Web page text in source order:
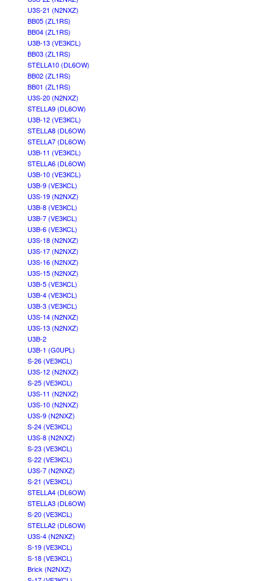
U3S-21 (N2NXZ)
BB05 (ZL1RS)
BB04 (ZL1RS)
U3B-13 (VE3KCL)
BB03 (ZL1RS)
STELLA10 (DL6OW)
BB02 (ZL1RS)
BB01 (ZL1RS)
U3S-20 (N2NXZ)
STELLA9 (DL6OW)
U3B-12 (VE3KCL)
STELLA8 (DL6OW)
STELLA7 (DL6OW)
U3B-11 (VE3KCL)
STELLA6 (DL6OW)
U3B-10 (VE3KCL)
U3B-9 (VE3KCL)
U3S-19 (N2NXZ)
U3B-8 (VE3KCL)
U3B-7 (VE3KCL)
U3B-6 (VE3KCL)
U3S-18 (N2NXZ)
U3S-17 (N2NXZ)
U3S-16 (N2NXZ)
U3S-15 (N2NXZ)
U3B-5 (VE3KCL)
U3B-4 (VE3KCL)
U3B-3 (VE3KCL)
U3S-14 (N2NXZ)
U3S-13 (N2NXZ)
U3B-2
U3B-1 (G0UPL)
S-26 (VE3KCL)
U3S-12 (N2NXZ)
S-25 (VE3KCL)
U3S-11 (N2NXZ)
U3S-10 (N2NXZ)
U3S-9 (N2NXZ)
S-24 (VE3KCL)
U3S-8 (N2NXZ)
S-23 (VE3KCL)
S-22 (VE3KCL)
U3S-7 (N2NXZ)
S-21 (VE3KCL)
STELLA4 (DL6OW)
STELLA3 (DL6OW)
S-20 (VE3KCL)
STELLA2 (DL6OW)
U3S-4 (N2NXZ)
S-19 (VE3KCL)
S-18 (VE3KCL)
Brick (N2NXZ)